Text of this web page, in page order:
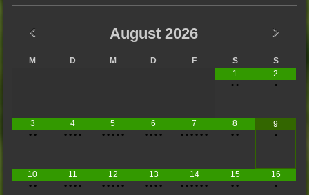
August 2026
M D M D F S
S
1
••
2
•
3
• •
4
• • • •
5
• • • • •
6
••••
7
••••••
8
••
9
•
10
• •
11
• • • •
12
• • • • •
13
••••
14
••••••
15
••
16
•